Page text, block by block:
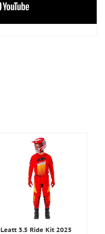
Leatt 3.5 Ride Kit 2025